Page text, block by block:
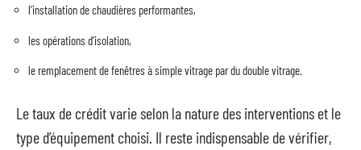
l’installation de chaudières performantes,
les opérations d’isolation,
le remplacement de fenêtres à simple vitrage par du double vitrage.
Le taux de crédit varie selon la nature des interventions et le
type d’équipement choisi. Il reste indispensable de vérifier,